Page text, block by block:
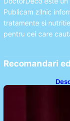
Publicam zilnic
tratamente si
pentru cei care
Recomandari